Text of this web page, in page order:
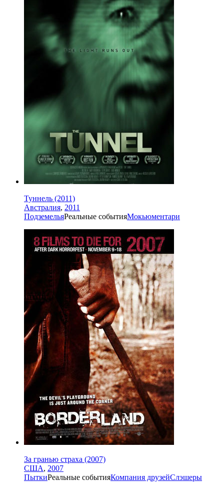
Туннель (2011)
Австралия, 2011
ПодземельяРеальные событияМокьюментари
За гранью страха (2007)
США, 2007
ПыткиРеальные событияКомпания друзейСлэшеры